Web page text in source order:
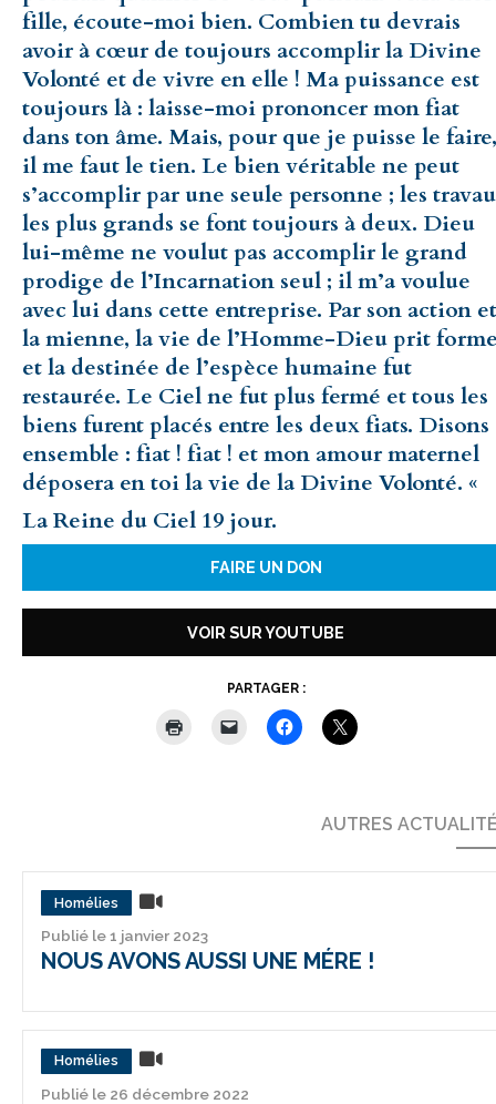
fille, écoute-moi bien. Combien tu devrais
avoir à cœur de toujours accomplir la Divine
Volonté et de vivre en elle ! Ma puissance est
toujours là : laisse-moi prononcer mon fiat
dans ton âme. Mais, pour que je puisse le faire,
il me faut le tien. Le bien véritable ne peut
s’accomplir par une seule personne ; les
les plus grands se font toujours à deux. Dieu
lui-même ne voulut pas accomplir le grand
prodige de l’Incarnation seul ; il m’a voulue
avec lui dans cette entreprise. Par son action et
la mienne, la vie de l’Homme-Dieu prit
et la destinée de l’espèce humaine fut
restaurée. Le Ciel ne fut plus fermé et tous les
biens furent placés entre les deux fiats. Disons
ensemble : fiat ! fiat ! et mon amour maternel
déposera en toi la vie de la Divine Volonté. «
La Reine du Ciel 19 jour.
FAIRE UN DON
VOIR SUR YOUTUBE
PARTAGER :
AUTRES
Homélies
Publié le 1 janvier 2023
NOUS AVONS AUSSI UNE MÉRE !
Homélies
Publié le 26 décembre 2022